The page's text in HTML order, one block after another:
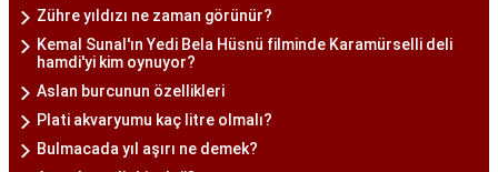
Zühre yıldızı ne zaman görünür?
Kemal Sunal'ın Yedi Bela Hüsnü filminde Karamürselli deli
hamdi'yi kim oynuyor?
Aslan burcunun özellikleri
Plati akvaryumu kaç litre olmalı?
Bulmacada yıl aşırı ne demek?